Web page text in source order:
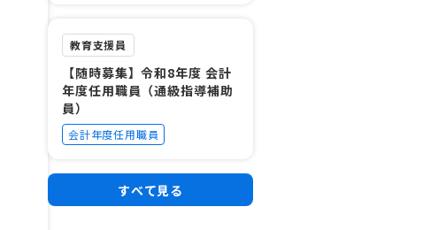
教育支援員
【随時募集】令和8年度 会計
年度任用職員（通級指導補助
員）
会計年度任用職員
すべて見る